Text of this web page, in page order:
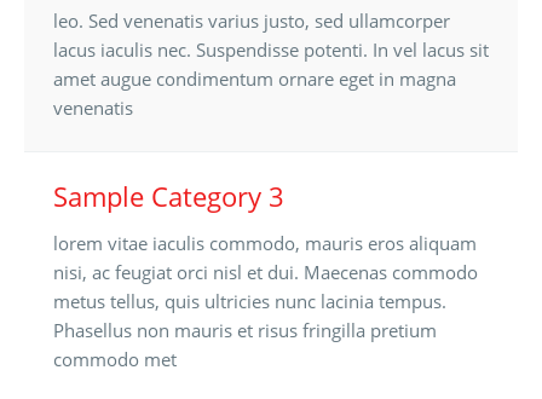
leo. Sed venenatis varius justo, sed ullamcorper
lacus iaculis nec. Suspendisse potenti. In vel lacus sit
amet augue condimentum ornare eget in magna
venenatis
Sample Category 3
lorem vitae iaculis commodo, mauris eros aliquam
nisi, ac feugiat orci nisl et dui. Maecenas commodo
metus tellus, quis ultricies nunc lacinia tempus.
Phasellus non mauris et risus fringilla pretium
commodo met